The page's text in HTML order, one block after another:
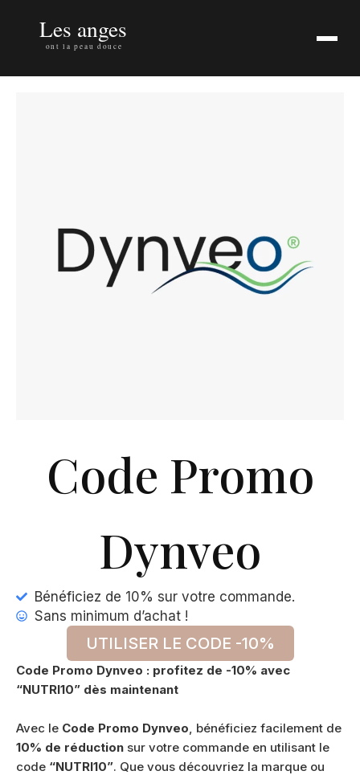
Code Promo
Dynveo
Bénéficiez de 10% sur votre commande.
Sans minimum d’achat !
UTILISER LE CODE -10%
Code Promo Dynveo : profitez de -10% avec
“NUTRI10” dès maintenant
Avec le Code Promo Dynveo, bénéficiez facilement de
10% de réduction sur votre commande en utilisant le
code “NUTRI10”. Que vous découvriez la marque ou